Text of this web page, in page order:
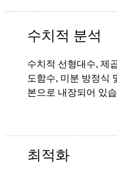
수치적 분석
수치적 선형대수, 제
도함수, 미분 방정식
본으로 내장되어 있
최적화